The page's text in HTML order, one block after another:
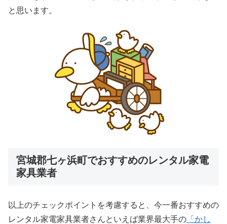
と思います。
宮城郡七ヶ浜町でおすすめのレンタル家電
家具業者
以上のチェックポイントを考慮すると、今一番おすすめの
レンタル家電家具業者さんといえば業界最大手の 「かし